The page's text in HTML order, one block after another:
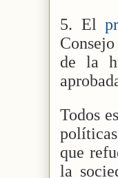
5. El
de la
Todos
que
la